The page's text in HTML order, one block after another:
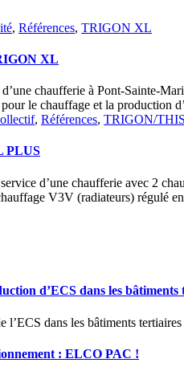
, Références, TRIGON XL
XL
chaufferie à Pont-Sainte-
le chauffage et la production
, Références, TRIGON/
PLUS
d’une chaufferie avec 2
V3V (radiateurs) régulé
d’ECS dans les bâtiments
l’ECS dans les bâtiments
: ELCO PAC !